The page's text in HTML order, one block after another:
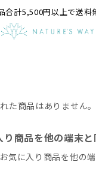
合計5,500円以上で送料
た商品はありません。
り商品を他の端末と
気に入り商品を他の